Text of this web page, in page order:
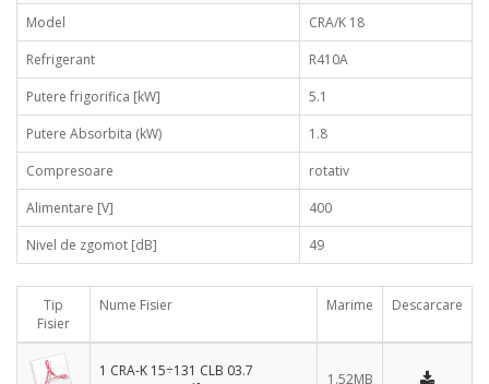
Model
CRA/K 18
Refrigerant
R410A
Putere frigorifica [kW]
5.1
Putere Absorbita (kW)
1.8
Compresoare
rotativ
Alimentare [V]
400
Nivel de zgomot [dB]
49
Tip
Fisier
Nume Fisier Marime Descarcare
1 CRA-K 15÷131 CLB 03.7
1.52MB